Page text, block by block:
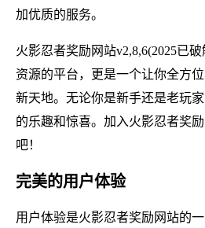
加优质的服务。
火影忍者奖励网站v2,8,6(2025已
资源的平台，更是一个让你全方
新天地。无论你是新手还是老玩
的乐趣和惊喜。加入火影忍者奖
吧！
完美的用户体验
用户体验是火影忍者奖励网站的